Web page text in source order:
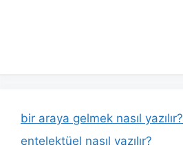
bir araya gelmek nasıl yazılır?
entelektüel nasıl yazılır?